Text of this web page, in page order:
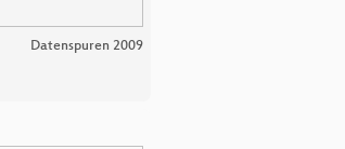
Datenspuren 2009